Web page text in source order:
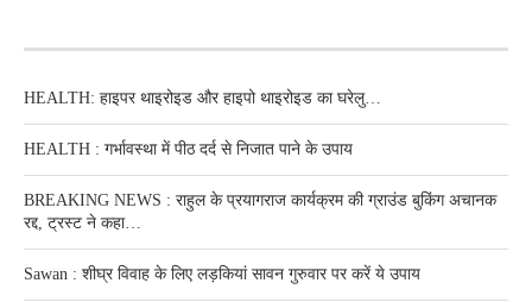
HEALTH: हाइपर थाइरोइड और हाइपो थाइरोइड का घरेलु…
HEALTH : गर्भावस्था में पीठ दर्द से निजात पाने के उपाय
BREAKING NEWS : राहुल के प्रयागराज कार्यक्रम की ग्राउंड बुकिंग अचानक
रद्द, ट्रस्ट ने कहा…
Sawan : शीघ्र विवाह के लिए लड़कियां सावन गुरुवार पर करें ये उपाय